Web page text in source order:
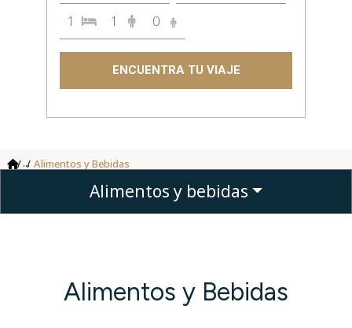
1 1 0
ENCUENTRA TU VIAJE
... Alimentos y Bebidas
Alimentos y bebidas
Alimentos y Bebidas